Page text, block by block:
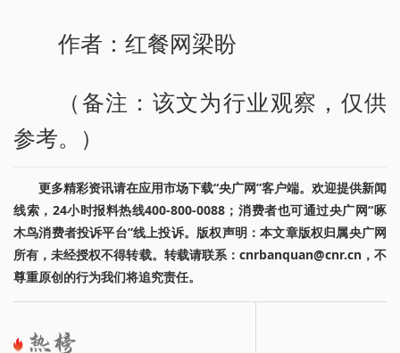
作者：红餐网梁盼
（备注：该文为行业观察，仅供
参考。）
更多精彩资讯请在应用市场下载“央广网”客户端。欢迎提供新闻
线索，24小时报料热线400-800-0088；消费者也可通过央广网“啄
木鸟消费者投诉平台”线上投诉。版权声明：本文章版权归属央广网
所有，未经授权不得转载。转载请联系：cnrbanquan@cnr.cn，不
尊重原创的行为我们将追究责任。